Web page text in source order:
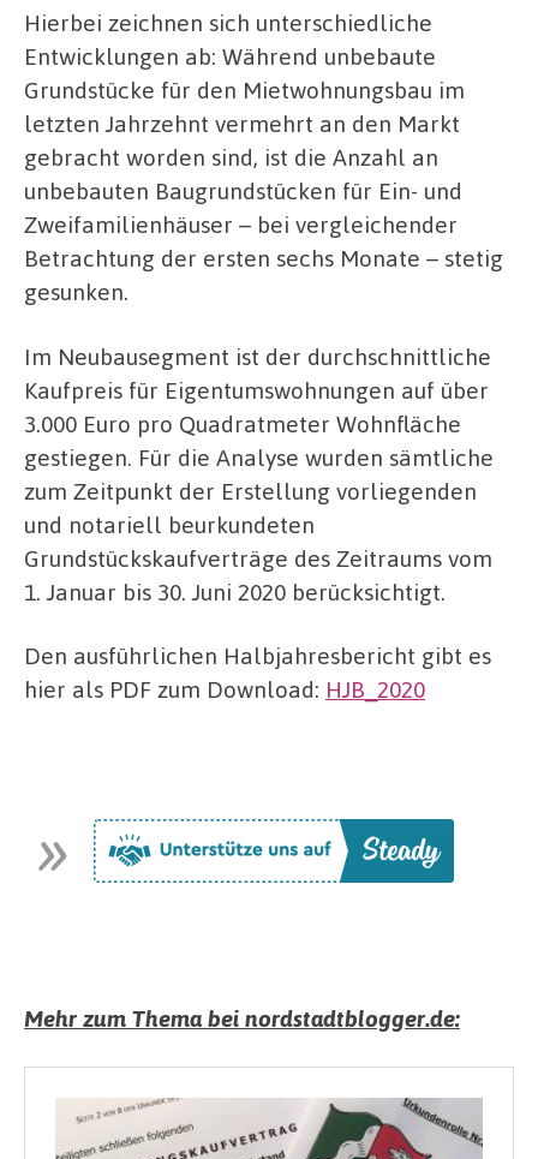
Hierbei zeichnen sich unterschiedliche
Entwicklungen ab: Während unbebaute
Grundstücke für den Mietwohnungsbau im
letzten Jahrzehnt vermehrt an den Markt
gebracht worden sind, ist die Anzahl an
unbebauten Baugrundstücken für Ein- und
Zweifamilienhäuser – bei vergleichender
Betrachtung der ersten sechs Monate – stetig
gesunken.
Im Neubausegment ist der durchschnittliche
Kaufpreis für Eigentumswohnungen auf über
3.000 Euro pro Quadratmeter Wohnfläche
gestiegen. Für die Analyse wurden sämtliche
zum Zeitpunkt der Erstellung vorliegenden
und notariell beurkundeten
Grundstückskaufverträge des Zeitraums vom
1. Januar bis 30. Juni 2020 berücksichtigt.
Den ausführlichen Halbjahresbericht gibt es
hier als PDF zum Download: HJB_2020
Mehr zum Thema bei nordstadtblogger.de: